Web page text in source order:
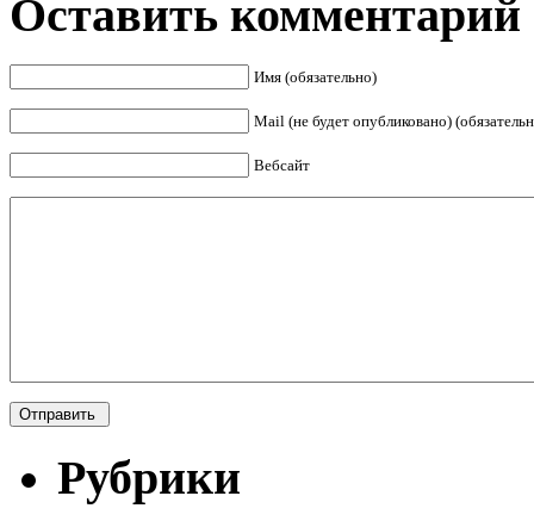
Оставить комментарий
Имя (обязательно)
Mail (не будет опубликовано)
Вебсайт
Рубрики